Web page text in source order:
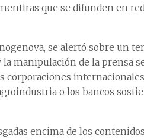
que se difunden en
se alertó sobre un
manipulación de la prensa
corporaciones
o los bancos
encima de los